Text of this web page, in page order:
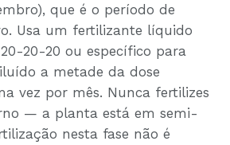
que é o período de
Usa um fertilizante líquido
20-20 ou específico para
a metade da dose
vez por mês. Nunca fertilizes
— a planta está em semi-
nesta fase não é